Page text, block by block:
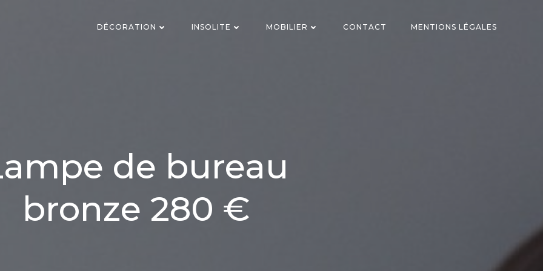
DÉCORATION INSOLITE MOBILIER CONTACT MENTIONS LÉGALES
de bureau
bronze 280 €